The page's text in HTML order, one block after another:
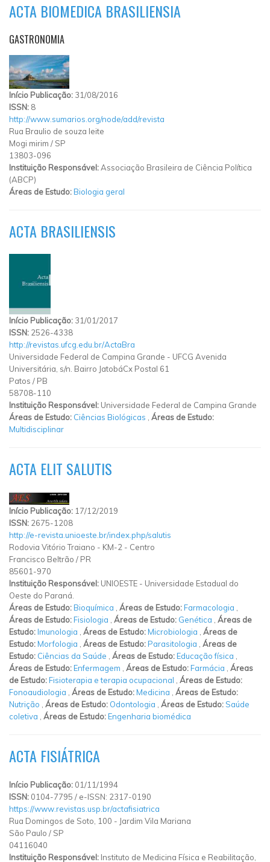
ACTA BIOMEDICA BRASILIENSIA
GASTRONOMIA
Início Publicação: 31/08/2016
ISSN: 8
http://www.sumarios.org/node/add/revista
Rua Braulio de souza leite
Mogi mirim / SP
13803-096
Instituição Responsável:Associação Brasileira de Ciência Política
(ABCP)
Áreas de Estudo:Biologia geral
ACTA BRASILIENSIS
Início Publicação: 31/01/2017
ISSN: 2526-4338
http://revistas.ufcg.edu.br/ActaBra
Universidade Federal de Campina Grande - UFCG Avenida
Universitária, s/n. Bairro JatobáCx Postal 61
Patos / PB
58708-110
Instituição Responsável: Universidade Federal de Campina Grande
Áreas de Estudo: Ciências Biológicas
Áreas de Estudo:
Multidisciplinar
ACTA ELIT SALUTIS
Início Publicação: 17/12/2019
ISSN: 2675-1208
http://e-revista.unioeste.br/index.php/salutis
Rodovia Vitório Traiano - KM-2 - Centro
Francisco Beltrão / PR
85601-970
Instituição Responsável: UNIOESTE - Universidade Estadual do
Oeste do Paraná.
Áreas de Estudo:Bioquímica Áreas de Estudo:Farmacologia
Áreas de Estudo:Fisiologia Áreas de Estudo: Genética
Áreas de
Estudo:Imunologia Áreas de Estudo:Microbiologia
Áreas de
Estudo:Morfologia Áreas de Estudo:Parasitologia
Áreas de
Estudo: Ciências da Saúde Áreas de Estudo:Educação física
Áreas de Estudo:Enfermagem Áreas de Estudo:Farmácia
Áreas
de Estudo:Fisioterapia e terapia ocupacional
Áreas de Estudo:
Fonoaudiologia
Áreas de Estudo:Medicina
Áreas de Estudo:
Nutrição
Áreas de Estudo: Odontologia Áreas de Estudo:Saúde
coletiva
Áreas de Estudo:Engenharia biomédica
ACTA FISIÁTRICA
Início Publicação: 01/11/1994
ISSN: 0104-7795 / e-ISSN: 2317-0190
https://www.revistas.usp.br/actafisiatrica
Rua Domingos de Soto, 100 - Jardim Vila Mariana
São Paulo / SP
04116040
Instituição Responsável: Instituto de Medicina Física e Reabilitação,